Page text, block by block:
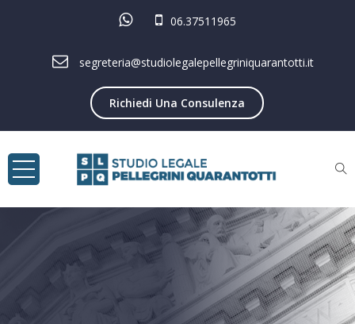
06.37511965
segreteria@studiolegalepellegriniquarantotti.it
Richiedi Una Consulenza